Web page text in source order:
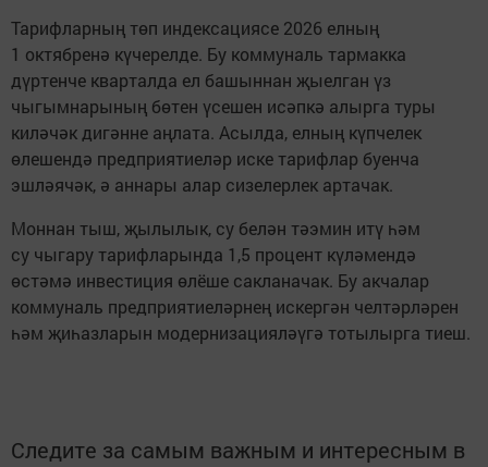
Тарифларның төп индексациясе 2026 елның
1 октябренә күчерелде. Бу коммуналь тармакка
дүртенче кварталда ел башыннан җыелган үз
чыгымнарының бөтен үсешен исәпкә алырга туры
киләчәк дигәнне аңлата. Асылда, елның күпчелек
өлешендә предприятиеләр иске тарифлар буенча
эшләячәк, ә аннары алар сизелерлек артачак.
Моннан тыш, җылылык, су белән тәэмин итү һәм
су чыгару тарифларында 1,5 процент күләмендә
өстәмә инвестиция өлёше сакланачак. Бу акчалар
коммуналь предприятиеләрнең искергән челтәрләрен
һәм җиһазларын модернизацияләүгә тотылырга тиеш.
Следите за самым важным и интересным в